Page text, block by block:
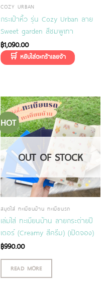
COZY URBAN
กระเป๋าหิ้ว รุ่น Cozy Urban ลาย
Sweet garden สีชมพูเทา
฿1,090.00
HOT
OUT OF STOCK
สมุดใส่ ทะเบียนบ้าน ทะเบียนรถ
เล่มใส่ ทะเบียนบ้าน ลายกระต่ายปี
เตอร์ (Creamy สีครีม) (เปิดจอง)
฿990.00
READ MORE